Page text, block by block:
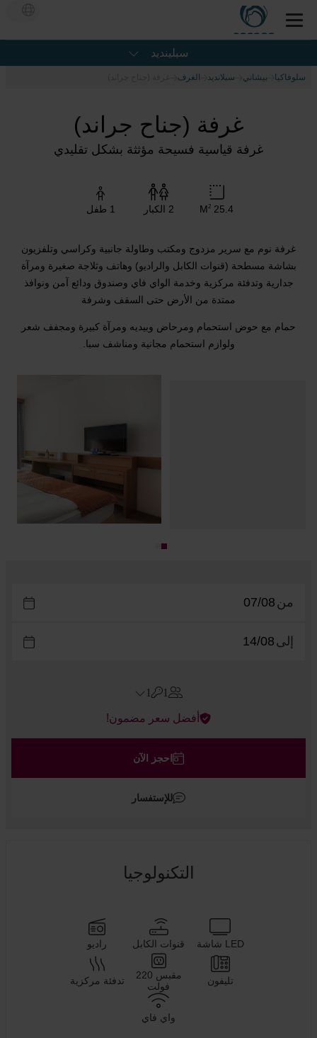
سبلينديد
سلوفاكيا بيشاني سبلانديد الغرف
غرفة (جناح جراند)
غرفة قياسية فسيحة مؤثثة بشكل تقليدي
25.4 M
2 2 الكبار 1 طفل
غرفة نوم مع سرير مزدوج ومكتب وطاولة جانبية وكراسي وتلفزيون
بشاشة مسطحة (قنوات الكابل والراديو) وهاتف وثلاجة صغيرة ومرآة
جدارية وتدفئة مركزية وخدمة الواي فاي وصندوق ودائع آمن ونوافذ
ممتدة من الأرض حتى السقف وشرفة
حمام مع حوض استحمام ومرحاض وبيديه ومرآة كبيرة ومجفف شعر
ولوازم استحمام مجانية ومناشف سبا.
من
إلى
1
1
Errors?
الأطفال
أفضل سعر مضمون!
احجز الآن
للإستفسار
التكنولوجيا
LED شاشة قنوات الكابل راديو
تليفون
مقبس 220
فولت
تدفئة مركزية
واي فاي